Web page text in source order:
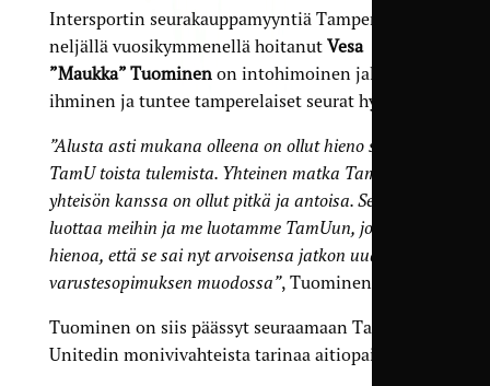
Intersportin seurakauppa­myyntiä Tampereella
neljällä vuosi­kymmenellä hoitanut Vesa
”Maukka” Tuominenon intohimoinen jalkapallo­
ihminen ja tuntee tamperelaiset seurat hyvin.
”Alusta asti mukana olleena on ollut hieno seurata
TamU toista tulemista. Yhteinen matka TamU-
yhteisön kanssa on ollut pitkä ja antoisa. Seura
luottaa meihin ja me luotamme TamUun, joten on
hienoa, että se sai nyt arvoisensa jatkon uuden
varustesopimuksen muodossa”, Tuominen sanoo.
Tuominen on siis päässyt seuraamaan Tampere
Unitedin monivivahteista tarinaa aitiopaikalta.